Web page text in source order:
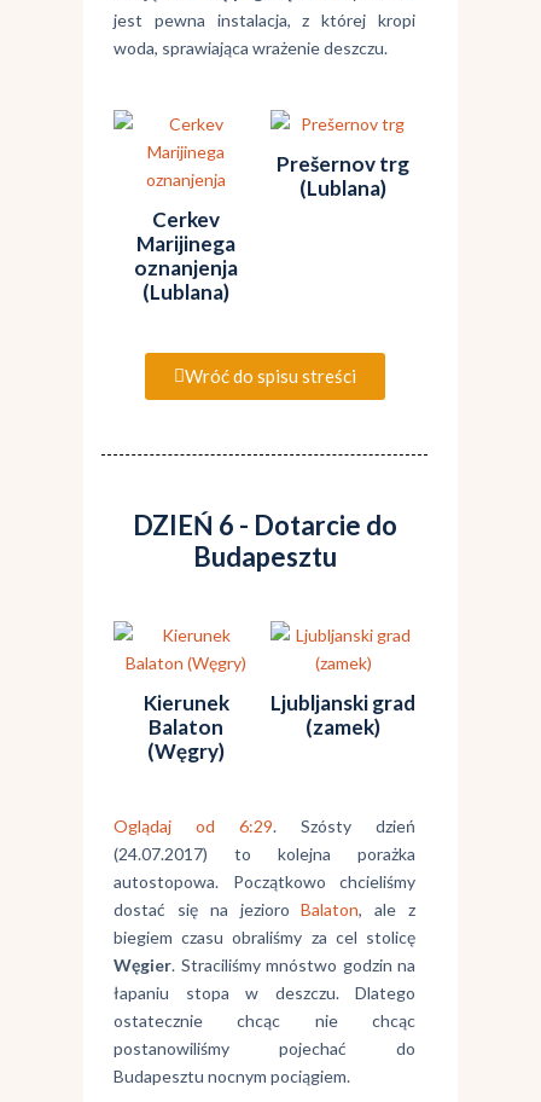
jest pewna instalacja, z której kropi
woda, sprawiająca wrażenie deszczu.
Cerkev
Marijinega
oznanjenja
(Lublana)
Prešernov trg
(Lublana)
Wróć do spisu streści
DZIEŃ 6 - Dotarcie do
Budapesztu
Kierunek
Balaton
(Węgry)
Ljubljanski grad
(zamek)
Oglądaj od 6:29. Szósty dzień
(24.07.2017) to kolejna porażka
autostopowa. Początkowo chcieliśmy
dostać się na jezioroBalaton, ale z
biegiem czasu obraliśmy za cel stolicę
Węgier. Straciliśmy mnóstwo godzin na
łapaniu stopa w deszczu. Dlatego
ostatecznie chcąc nie chcąc
postanowiliśmy pojechać do
Budapesztu nocnym pociągiem.